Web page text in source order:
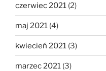
czerwiec 2021 (2)
maj 2021 (4)
kwiecień 2021 (3)
marzec 2021 (3)